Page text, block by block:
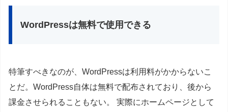
WordPressは無料で使用できる
特筆すべきなのが、WordPressは利用料がかからないこ
とだ。WordPress自体は無料で配布されており、後から
課金させられることもない。 実際にホームページとして